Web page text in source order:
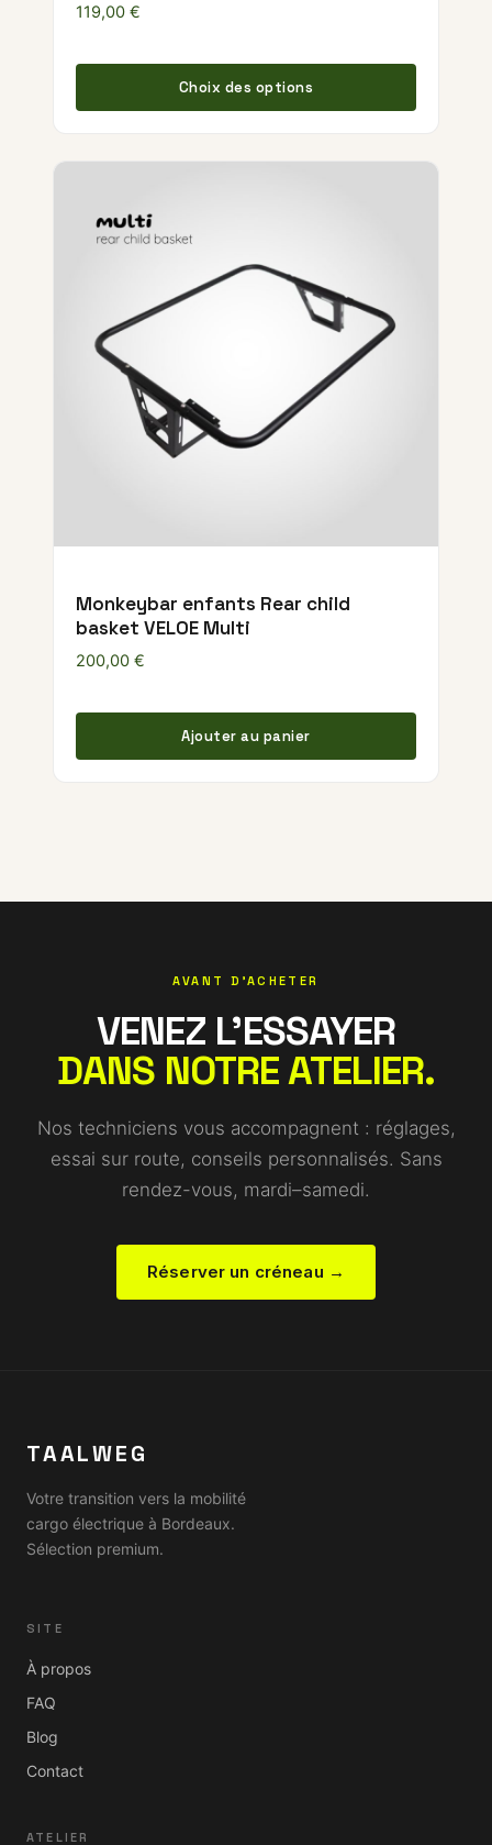
119,00 €
Choix des options
Ce
Monkeybar enfants Rear child
basket VELOE Multi
200,00 €
Ajouter au panier
AVANT D'ACHETER
VENEZ L'ESSAYER
DANS NOTRE ATELIER.
Nos techniciens vous accompagnent : réglages,
essai sur route, conseils personnalisés. Sans
rendez-vous, mardi–samedi.
Réserver un créneau →
TAALWEG
Votre transition vers la mobilité
cargo électrique à Bordeaux.
Sélection premium.
SITE
À propos
FAQ
Blog
Contact
ATELIER